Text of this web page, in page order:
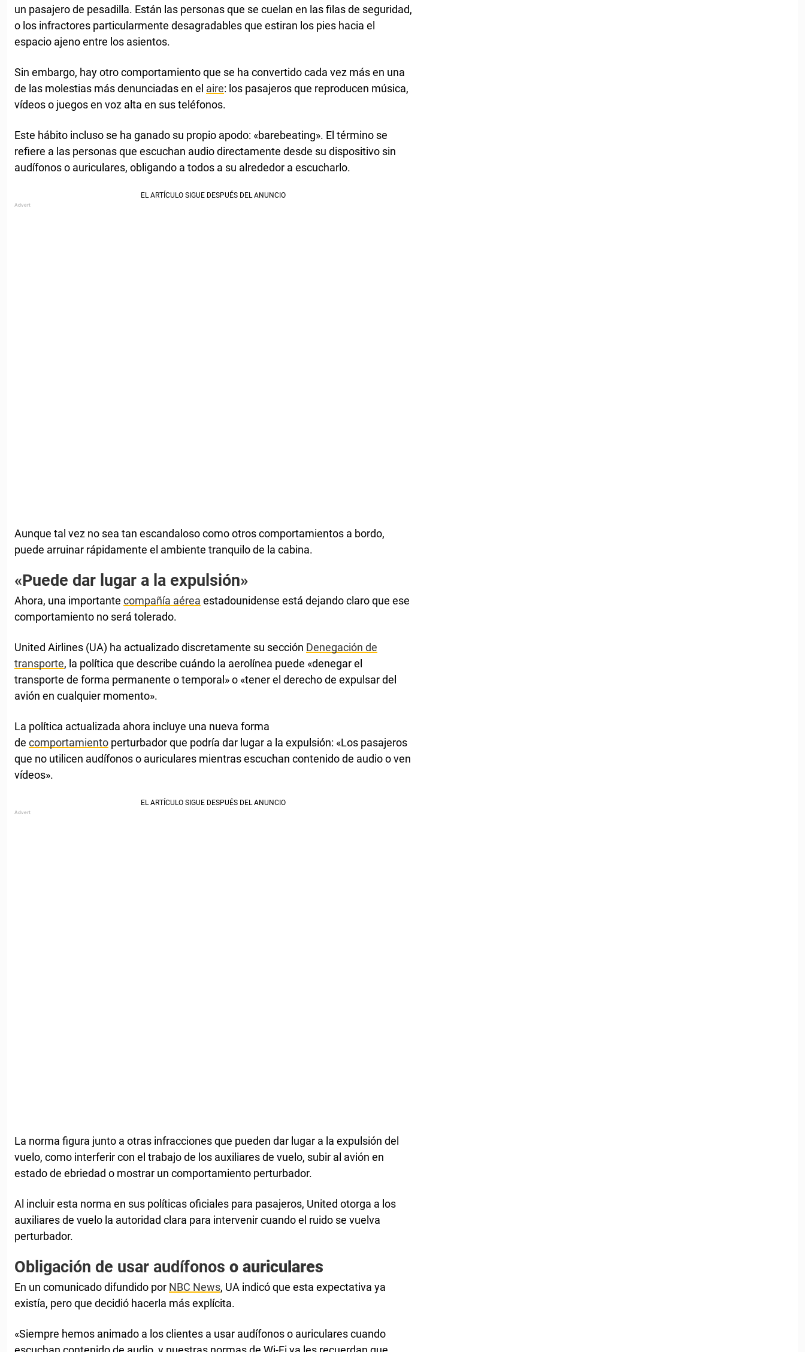
un pasajero de pesadilla. Están las personas que se cuelan en las filas de seguridad,
o los infractores particularmente desagradables que estiran los pies hacia el
espacio ajeno entre los asientos.
Sin embargo, hay otro comportamiento que se ha convertido cada vez más en una
de las molestias más denunciadas en el aire: los pasajeros que reproducen música,
vídeos o juegos en voz alta en sus teléfonos.
Este hábito incluso se ha ganado su propio apodo: «barebeating». El término se
refiere a las personas que escuchan audio directamente desde su dispositivo sin
audífonos o auriculares, obligando a todos a su alrededor a escucharlo.
Aunque tal vez no sea tan escandaloso como otros comportamientos a bordo,
puede arruinar rápidamente el ambiente tranquilo de la cabina.
«Puede dar lugar a la expulsión»
Ahora, una importante compañía aérea estadounidense está dejando claro que ese
comportamiento no será tolerado.
United Airlines (UA) ha actualizado discretamente su sección Denegación de
transporte, la política que describe cuándo la aerolínea puede «denegar el
transporte de forma permanente o temporal» o «tener el derecho de expulsar del
avión en cualquier momento».
La política actualizada ahora incluye una nueva forma
de comportamiento perturbador que podría dar lugar a la expulsión: «Los pasajeros
que no utilicen audífonos o auriculares mientras escuchan contenido de audio o ven
vídeos».
La norma figura junto a otras infracciones que pueden dar lugar a la expulsión del
vuelo, como interferir con el trabajo de los auxiliares de vuelo, subir al avión en
estado de ebriedad o mostrar un comportamiento perturbador.
Al incluir esta norma en sus políticas oficiales para pasajeros, United otorga a los
auxiliares de vuelo la autoridad clara para intervenir cuando el ruido se vuelva
perturbador.
Obligación de usar audífonos o auriculares
En un comunicado difundido por NBC News, UA indicó que esta expectativa ya
existía, pero que decidió hacerla más explícita.
«Siempre hemos animado a los clientes a usar audífonos o auriculares cuando